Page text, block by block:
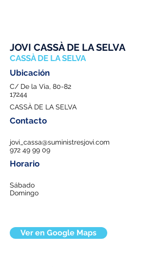
JOVI CASSÀ DE LA SELVA
CASSÀ DE LA SELVA
Ubicación
C/ De la Via, 80-82
17244
CASSÀ DE LA SELVA
Contacto
jovi_cassa@suministresjovi.com
972 49 99 09
Horario
Sábado
Domingo
Ver en Google Maps